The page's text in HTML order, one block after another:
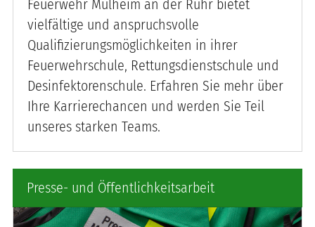
Feuerwehr Mülheim an der Ruhr bietet
vielfältige und anspruchsvolle
Qualifizierungsmöglichkeiten in ihrer
Feuerwehrschule, Rettungsdienstschule und
Desinfektorenschule. Erfahren Sie mehr über
Ihre Karrierechancen und werden Sie Teil
unseres starken Teams.
Presse- und Öffentlichkeitsarbeit